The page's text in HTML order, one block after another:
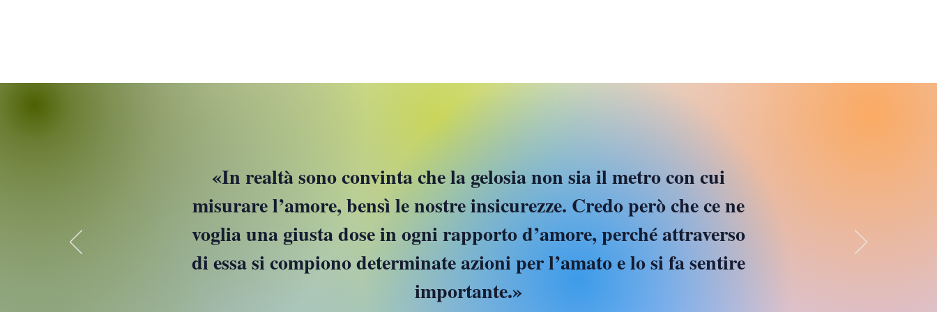
​«In realtà sono convinta che la gelosia non sia il metro con cui
misurare l’amore, bensì le nostre insicurezze. Credo però che ce ne
voglia una giusta dose in ogni rapporto d’amore, perché attraverso
di essa si compiono determinate azioni per l’amato e lo si fa sentire
importante.»